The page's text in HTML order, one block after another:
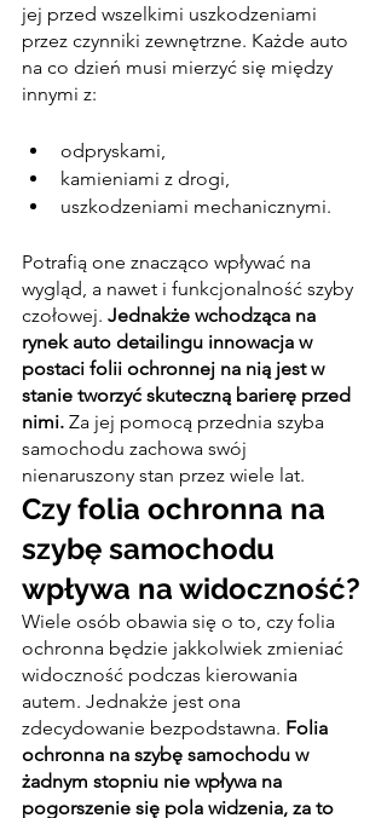
jej przed wszelkimi uszkodzeniami
przez czynniki zewnętrzne. Każde auto
na co dzień musi mierzyć się między
innymi z:
odpryskami,
kamieniami z drogi,
uszkodzeniami mechanicznymi.
Potrafią one znacząco wpływać na
wygląd, a nawet i funkcjonalność szyby
czołowej. Jednakże wchodząca na
rynek auto detailingu innowacja w
postaci folii ochronnej na nią jest w
stanie tworzyć skuteczną barierę przed
nimi. Za jej pomocą przednia szyba
samochodu zachowa swój
nienaruszony stan przez wiele lat.
Czy folia ochronna na
szybę samochodu
wpływa na widoczność?
Wiele osób obawia się o to, czy folia
ochronna będzie jakkolwiek zmieniać
widoczność podczas kierowania
autem. Jednakże jest ona
zdecydowanie bezpodstawna. Folia
ochronna na szybę samochodu w
żadnym stopniu nie wpływa na
pogorszenie się pola widzenia, za to